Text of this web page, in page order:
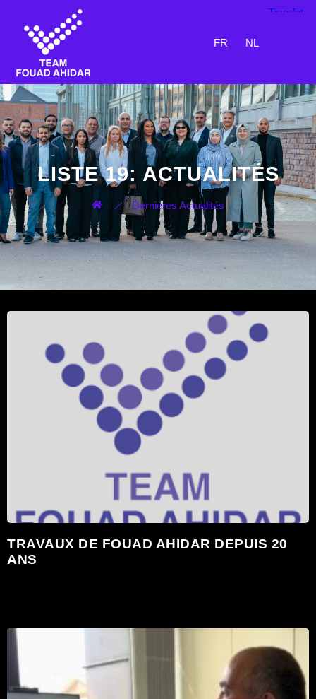
FR NL
LISTE 19: ACTUALITÉS
Dernières Actualités
TRAVAUX DE FOUAD AHIDAR DEPUIS 20
ANS